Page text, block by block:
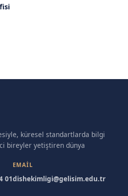
küresel standartlarda bilgi
bireyler yetiştiren dünya
01
EMAIL
dishekimligi@gelisim.edu.tr